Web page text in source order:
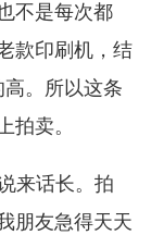
不是每次都
款印刷机，结
。所以这条
拍卖。
来话长。拍
朋友急得天天